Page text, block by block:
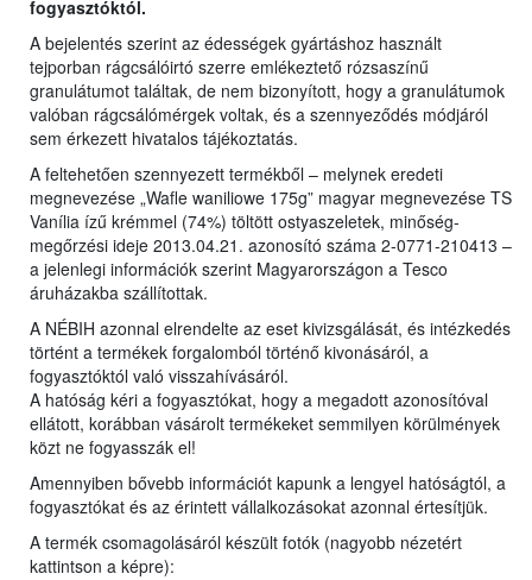
fogyasztóktól.
A bejelentés szerint az édességek gyártáshoz használt
tejporban rágcsálóirtó szerre emlékeztető rózsaszínű
granulátumot találtak, de nem bizonyított, hogy a granulátumok
valóban rágcsálómérgek voltak, és a szennyeződés módjáról
sem érkezett hivatalos tájékoztatás.
A feltehetően szennyezett termékből – melynek eredeti
megnevezése „Wafle waniliowe 175g” magyar megnevezése TS
Vanília ízű krémmel (74%) töltött ostyaszeletek, minőség-
megőrzési ideje 2013.04.21. azonosító száma 2-0771-210413 –
a jelenlegi információk szerint Magyarországon a Tesco
áruházakba szállítottak.
A NÉBIH azonnal elrendelte az eset kivizsgálását, és intézkedés
történt a termékek forgalomból történő kivonásáról, a
fogyasztóktól való visszahívásáról.
A hatóság kéri a fogyasztókat, hogy a megadott azonosítóval
ellátott, korábban vásárolt termékeket semmilyen körülmények
közt ne fogyasszák el!
Amennyiben bővebb információt kapunk a lengyel hatóságtól, a
fogyasztókat és az érintett vállalkozásokat azonnal értesítjük.
A termék csomagolásáról készült fotók (nagyobb nézetért
kattintson a képre):